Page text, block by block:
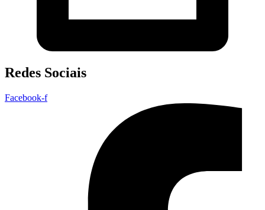
Redes Sociais
Facebook-f